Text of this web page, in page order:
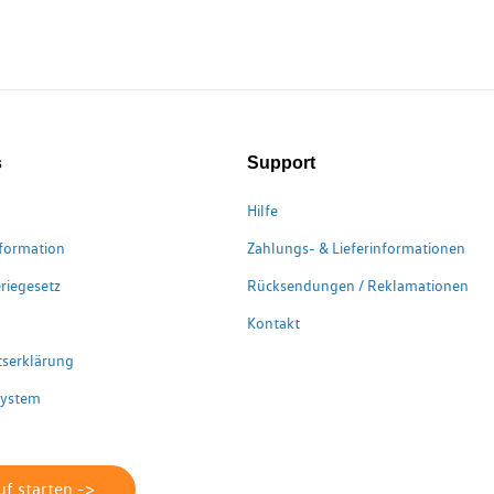
starten ->
Support
Hilfe
Zahlungs- & Lieferinformationen
Rücksendungen / Reklamationen
Kontakt